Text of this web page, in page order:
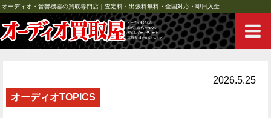
オーディオ・音響機器の買取専門店｜査定料・出張料無料・全国対応・即日入金
オーディオTOPICS
2026.5.25